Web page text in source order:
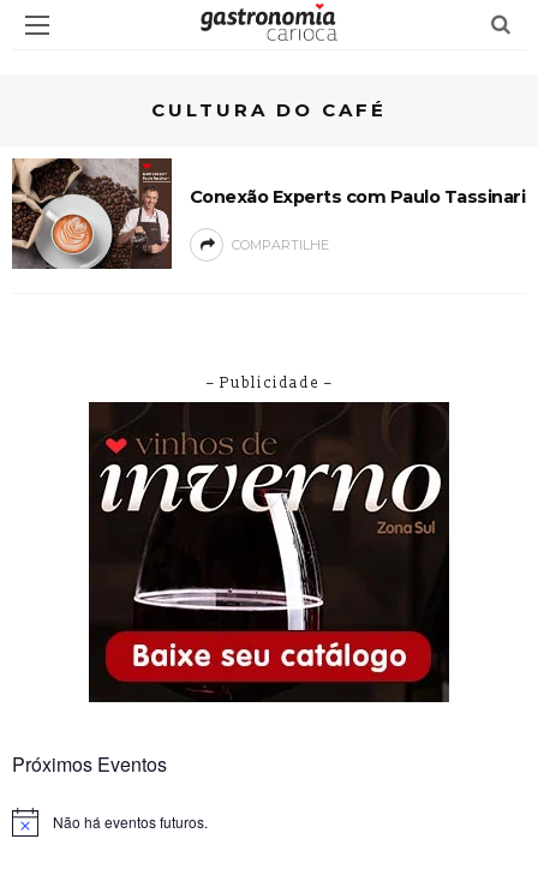
CULTURA DO CAFÉ
Conexão Experts com Paulo Tassinari
COMPARTILHE
– Publicidade –
Próximos Eventos
Notice Não há eventos futuros.